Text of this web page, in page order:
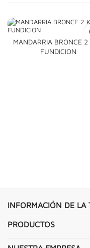
MANDARRIA BRONCE 2
FUNDICION
INFORMACIÓN DE LA
PRODUCTOS